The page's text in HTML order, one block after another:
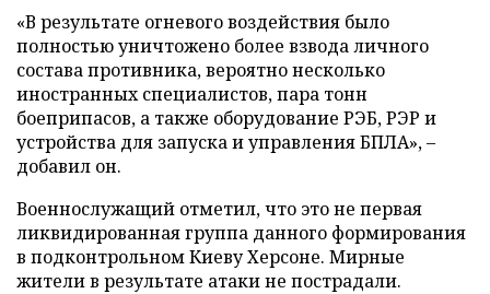
«В результате огневого воздействия было
полностью уничтожено более взвода личного
состава противника, вероятно несколько
иностранных специалистов, пара тонн
боеприпасов, а также оборудование РЭБ, РЭР и
устройства для запуска и управления БПЛА», –
добавил он.
Военнослужащий отметил, что это не первая
ликвидированная группа данного формирования
в подконтрольном Киеву Херсоне. Мирные
жители в результате атаки не пострадали.